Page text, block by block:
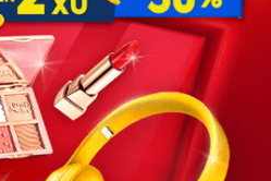
TÔI
cung cấp thông tin liên quan đến
vận hành nhằm giúp
dụng, người đi làm, người tìm việc
ứng được mong muốn của mình.